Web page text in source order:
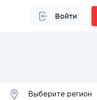
Войти
Выберите регион